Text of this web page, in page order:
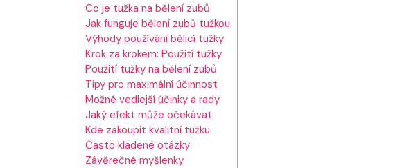
Co je tužka na bělení zubů
Jak funguje bělení zubů tužkou
Výhody používání bělicí tužky
Krok za krokem: Použití tužky
Použití tužky na bělení zubů
Tipy pro maximální účinnost
Možné vedlejší účinky a rady
Jaký efekt může očekávat
Kde zakoupit kvalitní tužku
Často kladené otázky
Závěrečné myšlenky